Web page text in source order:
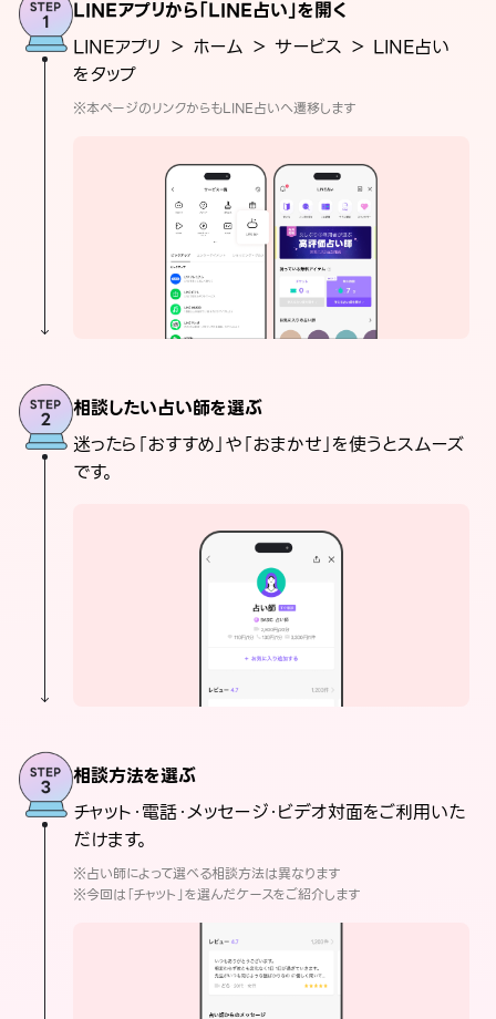
LINEアプリから「LINE占い」を開く
LINEアプリ ＞ ホーム ＞ サービス ＞ LINE占い
をタップ
※本ページのリンクからもLINE占いへ遷移します
相談したい占い師を選ぶ
迷ったら「おすすめ」や「おまかせ」を使うとスムーズ
です。
相談方法を選ぶ
チャット・電話・メッセージ・ビデオ対面をご利用いた
だけます。
※占い師によって選べる相談方法は異なります
※今回は「チャット」を選んだケースをご紹介します